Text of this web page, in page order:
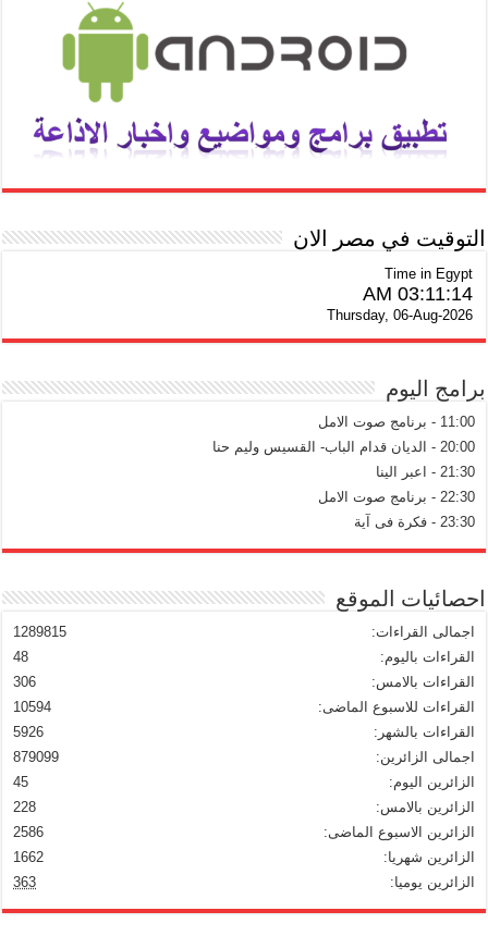
التوقيت في مصر الان
Time in Egypt
03:11:14 AM
Thursday, 06-Aug-2026
برامج اليوم
11:00 - برنامج صوت الامل
20:00 - الديان قدام الباب- القسيس وليم حنا
21:30 - اعبر الينا
22:30 - برنامج صوت الامل
23:30 - فكرة فى آية
احصائيات الموقع
1289815
اجمالى القراءات:
48
القراءات باليوم:
306
القراءات بالامس:
10594
القراءات للاسبوع الماضى:
5926
القراءات بالشهر:
879099
اجمالى الزائرين:
45
الزائرين اليوم:
228
الزائرين بالامس:
2586
الزائرين الاسبوع الماضى:
1662
الزائرين شهريا:
363
الزائرين يوميا: